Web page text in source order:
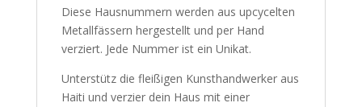
Diese Hausnummern werden aus upcycelten
Metallfässern hergestellt und per Hand
verziert. Jede Nummer ist ein Unikat.
Unterstütz die fleißigen Kunsthandwerker aus
Haiti und verzier dein Haus mit einer